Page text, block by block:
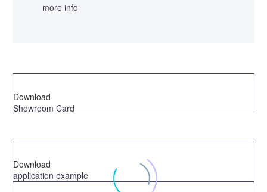
more info
Download
Showroom Card
Download
application example